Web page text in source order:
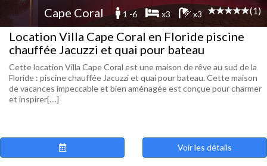
Cape Coral 1 -6 x3 x3 (1)
Location Villa Cape Coral en Floride piscine
chauffée Jacuzzi et quai pour bateau
Cette location Villa Cape Coral est une maison de rêve au sud de la
Floride : piscine chauffée Jacuzzi et quai pour bateau. Cette maison
de vacances impeccable et bien aménagée est conçue pour charmer
et inspirer[....]
Voir les détails